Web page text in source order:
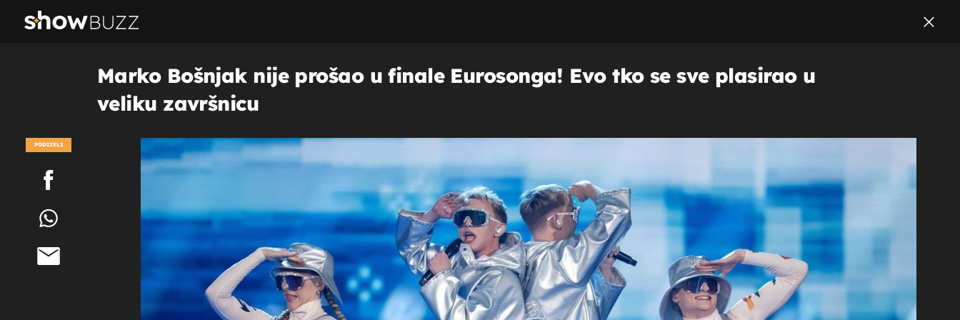
Marko Bošnjak nije prošao u finale Eurosonga! Evo tko se sve plasirao u
veliku završnicu
PODIJELI
POGLEDAJ